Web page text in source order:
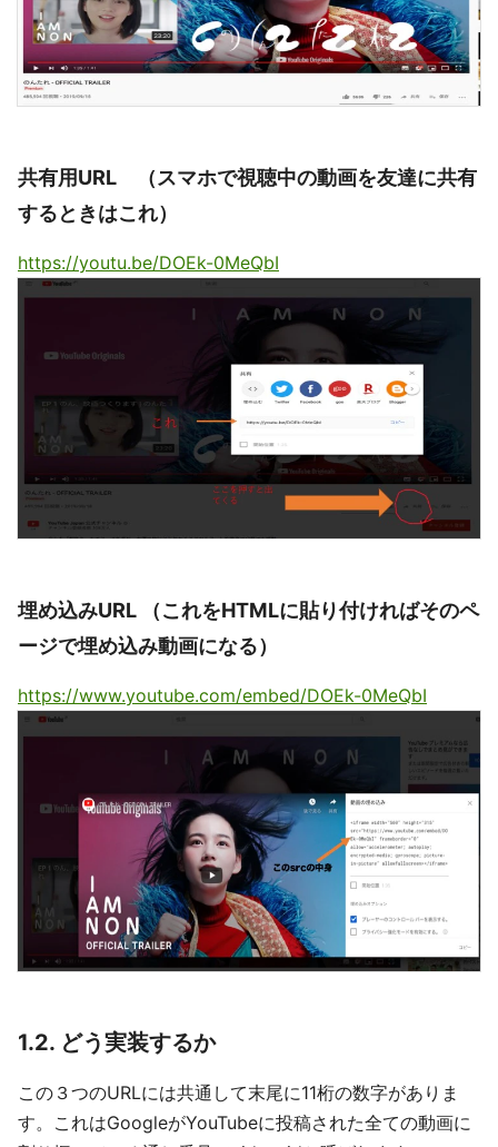
共有用URL （スマホで視聴中の動画を友達に共有
するときはこれ）
https://youtu.be/DOEk-0MeQbI
埋め込みURL （これをHTMLに貼り付ければそのペ
ージで埋め込み動画になる）
https://www.youtube.com/embed/DOEk-0MeQbI
1.2. どう実装するか
この３つのURLには共通して末尾に11桁の数字がありま
す。これはGoogleがYouTubeに投稿された全ての動画に